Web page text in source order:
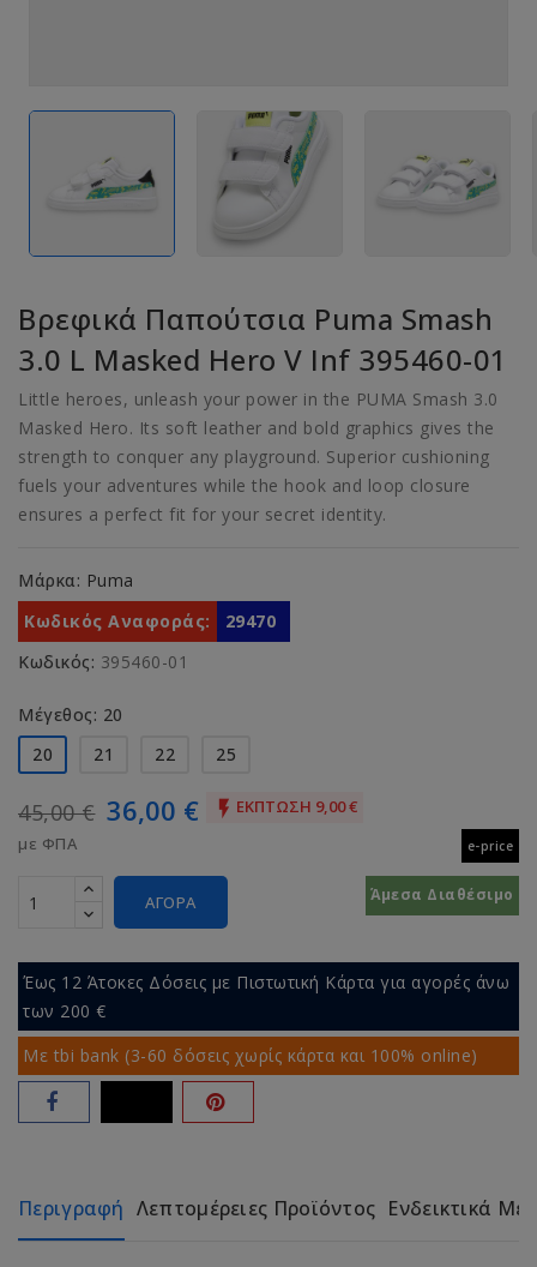
Βρεφικά Παπούτσια Puma Smash
3.0 L Masked Hero V Inf 395460-01
Little heroes, unleash your power in the PUMA Smash 3.0
Masked Hero. Its soft leather and bold graphics gives the
strength to conquer any playground. Superior cushioning
fuels your adventures while the hook and loop closure
ensures a perfect fit for your secret identity.
Μάρκα: Puma
Κωδικός Αναφοράς:
29470
Κωδικός: 395460-01
Μέγεθος: 20
20
21 22 25
45,00 € 36,00 €  ΈΚΠΤΩΣΗ 9,00 €
με ΦΠΑ
e-price
Άμεσα Διαθέσιμο
ΑΓΟΡΆ
Έως 12 Άτοκες Δόσεις με Πιστωτική Κάρτα για αγορές άνω
των 200 €
Με tbi bank (3-60 δόσεις χωρίς κάρτα και 100% online)
Περιγραφή Λεπτομέρειες Προϊόντος Ενδεικτικά